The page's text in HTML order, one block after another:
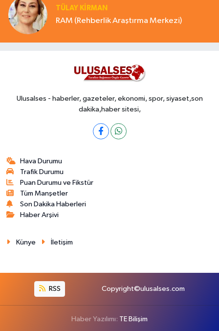
TÜLAY KİRMAN
RAM (Rehberlik Araştırma Merkezi)
Ulusalses - haberler, gazeteler, ekonomi, spor, siyaset,son
dakika,haber sitesi,
Hava Durumu
Trafik Durumu
Puan Durumu ve Fikstür
Tüm Manşetler
Son Dakika Haberleri
Haber Arşivi
Künye İletişim
RSS Copyright©ulusalses.com
Haber Yazılımı: TE Bilişim